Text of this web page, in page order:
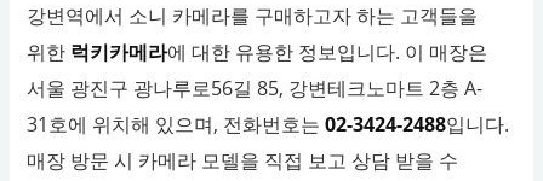
강변역에서 소니 카메라를 구매하고자 하는 고객들을
위한 럭키카메라에 대한 유용한 정보입니다. 이 매장은
서울 광진구 광나루로56길 85, 강변테크노마트 2층 A-
31호에 위치해 있으며, 전화번호는02-3424-2488입니다.
매장 방문 시 카메라 모델을 직접 보고 상담 받을 수